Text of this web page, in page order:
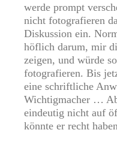
werde prompt
nicht fotografieren
Diskussion ein.
höflich darum, mir
zeigen, und würde
fotografieren. Bis
eine schriftliche
Wichtigmacher …
eindeutig nicht auf
könnte er recht